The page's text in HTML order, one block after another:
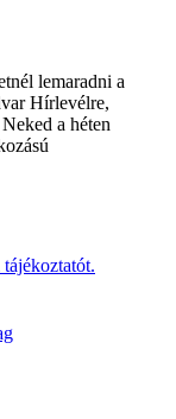
lemaradni a
Hírlevélre,
a héten